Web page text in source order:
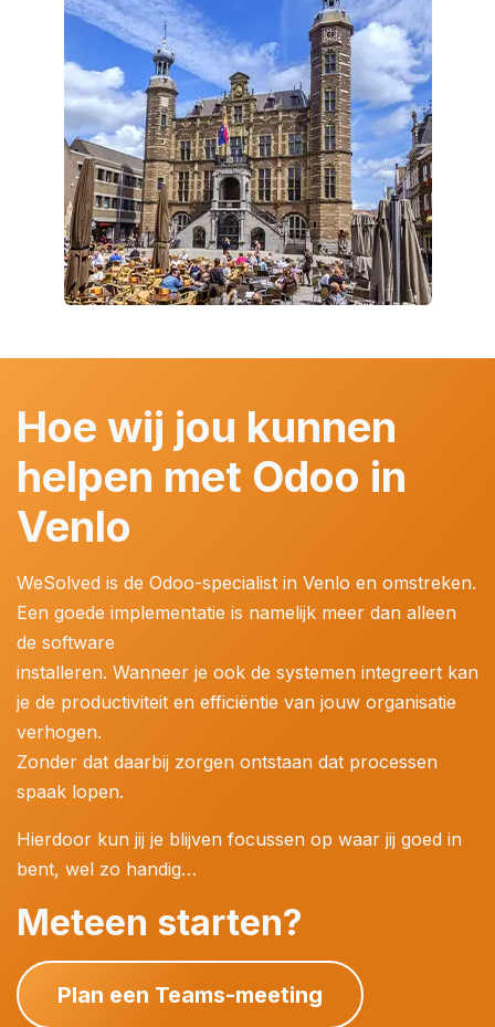
Hoe wij jou kunnen
helpen met Odoo in
Venlo
WeSolved is de Odoo-specialist in Venlo en omstreken.
Een goede implementatie is namelijk meer dan alleen
de software
installeren. Wanneer je ook de systemen integreert kan
je de productiviteit en efficiëntie van jouw organisatie
verhogen.
Zonder dat daarbij zorgen ontstaan dat processen
spaak lopen.
Hierdoor kun jij je blijven focussen op waar jij goed in
bent, wel zo handig…
Meteen starten?
Plan een Teams-meeting